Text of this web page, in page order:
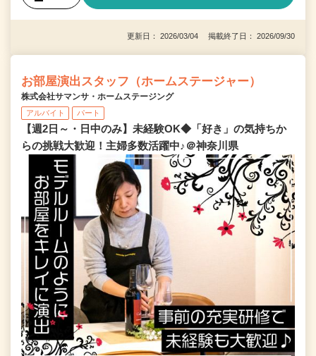
更新日： 2026/03/04 掲載終了日： 2026/09/30
お部屋演出スタッフ（ホームステージャー）
株式会社サマンサ・ホームステージング
アルバイト パート
【週2日～・日中のみ】未経験OK◆「好き」の気持ちか
らの挑戦大歓迎！主婦多数活躍中♪＠神奈川県